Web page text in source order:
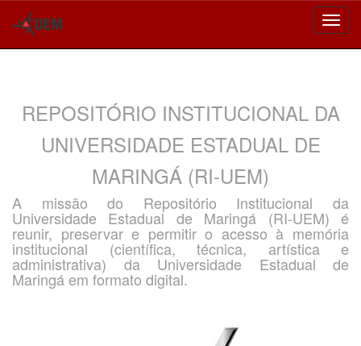
REPOSITÓRIO INSTITUCIONAL DA
UNIVERSIDADE ESTADUAL DE
MARINGÁ (RI-UEM)
A missão do Repositório Institucional da
Universidade Estadual de Maringá (RI-UEM) é
reunir, preservar e permitir o acesso à memória
institucional (científica, técnica, artística e
administrativa) da Universidade Estadual de
Maringá em formato digital.